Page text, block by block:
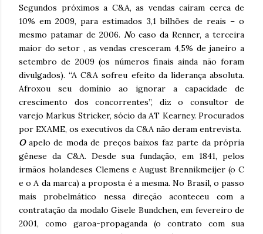
Segundos próximos a C&A, as vendas caíram cerca de
10% em 2009, para estimados 3,1 bilhões de reais – o
mesmo patamar de 2006. No caso da Renner, a terceira
maior do setor , as vendas cresceram 4,5% de janeiro a
setembro de 2009 (os números finais ainda não foram
divulgados). “A C&A sofreu efeito da liderança absoluta.
Afroxou seu domínio ao ignorar a capacidade de
crescimento dos concorrentes”, diz o consultor de
varejo Markus Stricker, sócio da AT Kearney. Procurados
por EXAME, os executivos da C&A não deram entrevista.
O apelo de moda de preços baixos faz parte da própria
gênese da C&A. Desde sua fundação, em 1841, pelos
irmãos holandeses Clemens e August Brennikmeijer (o C
e o A da marca) a proposta é a mesma. No Brasil, o passo
mais probelmático nessa direção aconteceu com a
contratação da modalo Gisele Bundchen, em fevereiro de
2001, como garoa-propaganda (o contrato com sua